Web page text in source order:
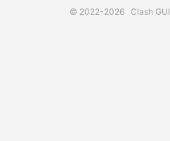
© 2022-2026 Clash GUI